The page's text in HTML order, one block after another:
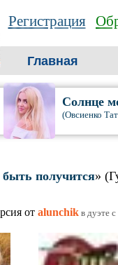
Регистрация
Главная
Солнце
(Овсиенко
получится»
от alunchikв дуэте c